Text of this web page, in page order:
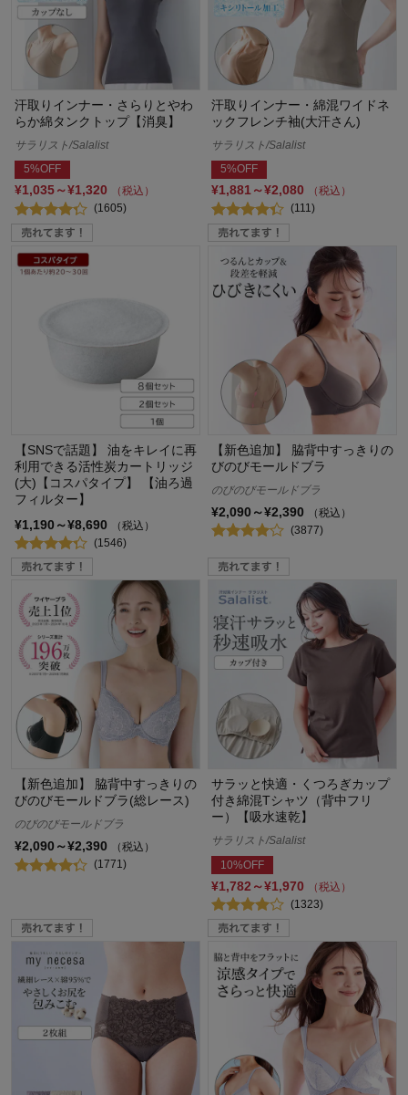
汗取りインナー・さらりとやわ
らか綿タンクトップ【消臭】
サラリスト/Salalist
5%OFF
¥1,035～¥1,320
（税込）
(1605)
汗取りインナー・綿混ワイドネ
ックフレンチ袖(大汗さん)
サラリスト/Salalist
5%OFF
¥1,881～¥2,080
（税込）
(111)
【SNSで話題】 油をキレイに再
利用できる活性炭カートリッジ
(大)【コスパタイプ】 【油ろ過
フィルター】
¥1,190～¥8,690
（税込）
(1546)
【新色追加】 脇背中すっきりの
びのびモールドブラ
のびのびモールドブラ
¥2,090～¥2,390
（税込）
(3877)
【新色追加】 脇背中すっきりの
びのびモールドブラ(総レース)
のびのびモールドブラ
¥2,090～¥2,390
（税込）
(1771)
サラッと快適・くつろぎカップ
付き綿混Tシャツ（背中フリ
ー）【吸水速乾】
サラリスト/Salalist
10%OFF
¥1,782～¥1,970
（税込）
(1323)